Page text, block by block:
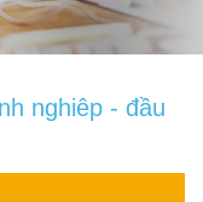
nghiêp - đầu